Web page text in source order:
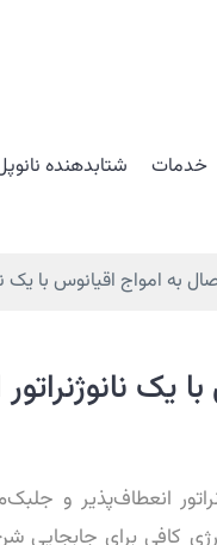
خدمات شتابدهنده
به امواج اقیانوس با یک
یک
انعطاف‌پذیر و
کافی برای جابجایی